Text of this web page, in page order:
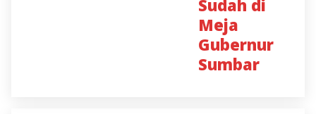
Sudah di
Meja
Gubernur
Sumbar